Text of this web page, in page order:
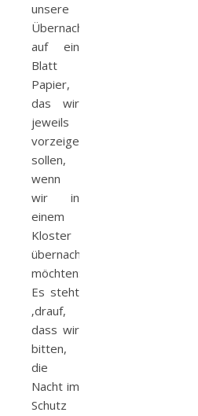
unsere
Übernachtungsbitte
auf ein
Blatt
Papier,
das wir
jeweils
vorzeigen
sollen,
wenn
wir in
einem
Kloster
übernachten
möchten:
Es steht
‚drauf,
dass wir
bitten,
die
Nacht im
Schutz